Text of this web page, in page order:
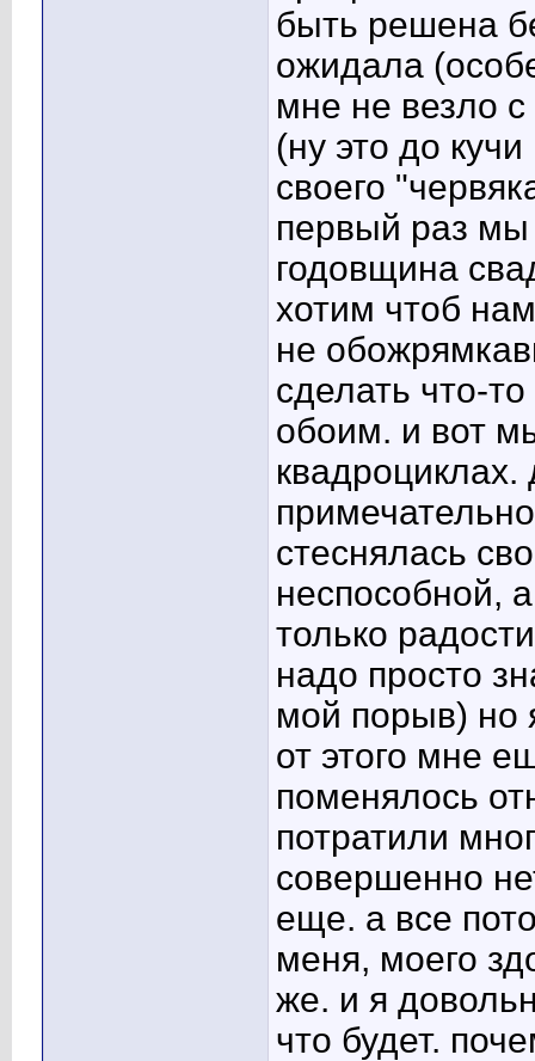
быть решена
ожидала
мне не везло
(ну это до
своего
первый раз
годовщина
хотим чтоб
не
сделать что-
обоим. и вот
стеснялась
неспособной,
только
надо просто
мой порыв) но
от этого мне
поменялось
потратили
совершенно
еще. а все
меня, моего
же. и я
что будет.